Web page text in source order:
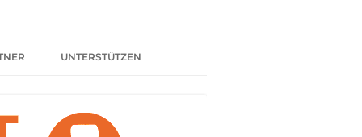
UNTERSTÜTZEN
SPENDEN